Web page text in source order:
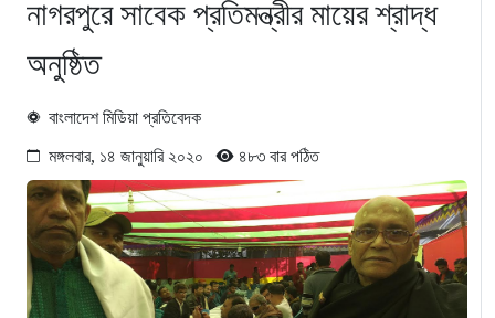
নাগরপুরে সাবেক প্রতিমন্ত্রীর মায়ের শ্রাদ্ধ
অনুষ্ঠিত
বাংলাদেশ মিডিয়া প্রতিবেদক
মঙ্গলবার, ১৪ জানুয়ারি ২০২০ ৪৮৩ বার পঠিত